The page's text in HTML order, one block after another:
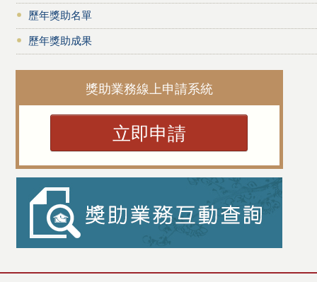
歷年獎助名單
歷年獎助成果
獎助業務線上申請系統
立即申請